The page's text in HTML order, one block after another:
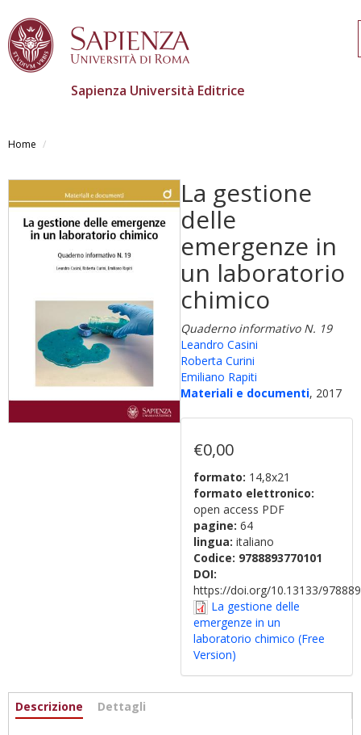
contenuto
Sapienza Università Editrice
Home
La gestione
delle
emergenze in
un laboratorio
chimico
Quaderno informativo N. 19
Leandro Casini
Roberta Curini
Emiliano Rapiti
Materiali e documenti, 2017
€0,00
formato: 14,8x21
formato elettronico:
open access PDF
pagine: 64
lingua: italiano
Codice: 9788893770101
DOI:
https://doi.org/10.13133/
La gestione delle
emergenze in un
laboratorio chimico (Free
Version)
Informazioni
Descrizione (scheda
Dettagli